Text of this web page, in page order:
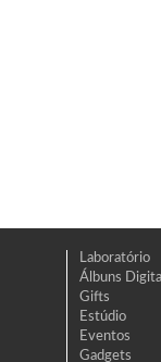
Laboratório
Álbuns
Gifts
Estúdio
Eventos
Gadgets